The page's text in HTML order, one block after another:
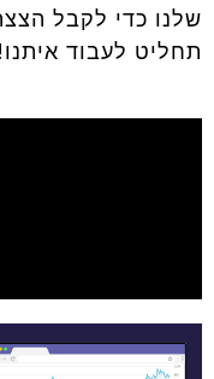
שלנו כדי לקבל
תחליט לעבוד איתנו!